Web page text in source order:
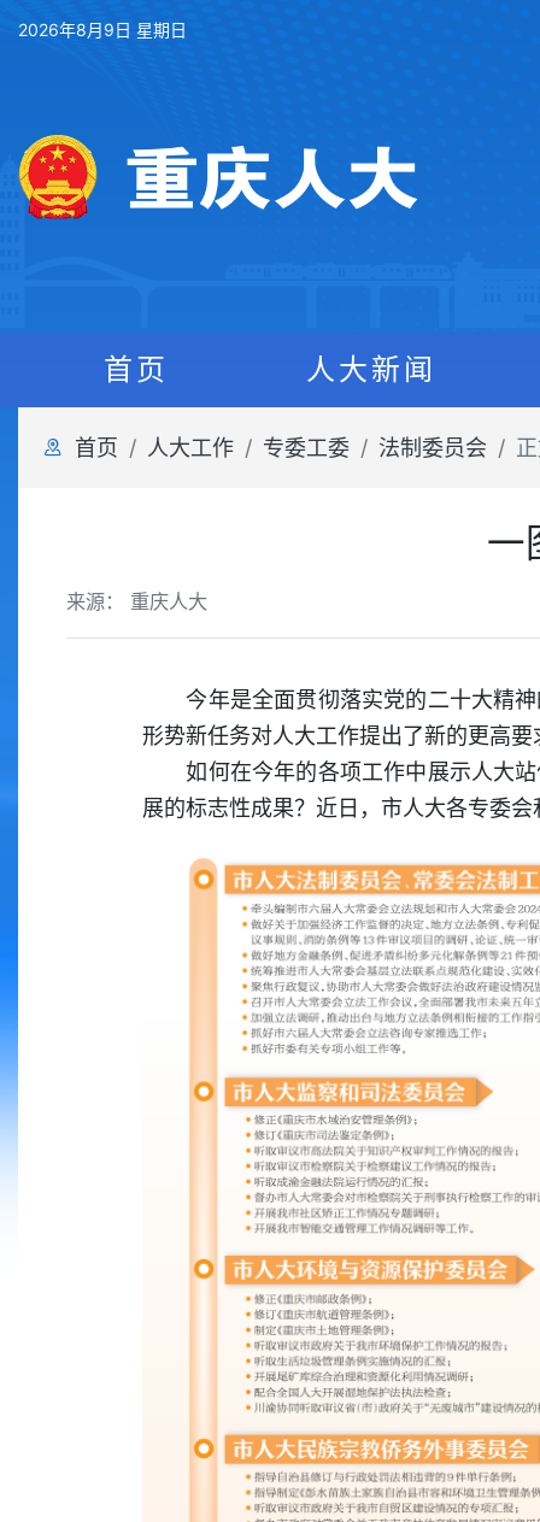
2026年8月9日 星期日
首页 人大新闻
首页 人大工作 专委工委 法制委员会
一
来源： 重庆人大
今年是全面贯彻落实党的二十大精神
形势新任务对人大工作提出了新的更高要
如何在今年的各项工作中展示人大站
展的标志性成果？近日，市人大各专委